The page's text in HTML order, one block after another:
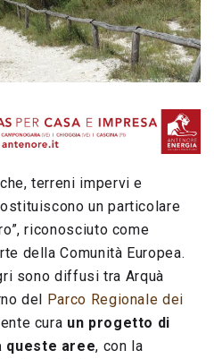
terreni impervi e
un particolare
riconosciuto come
della Comunità Europea.
sono diffusi tra Arquà
del
Parco Regionale dei
cura un progetto di
queste aree, con la